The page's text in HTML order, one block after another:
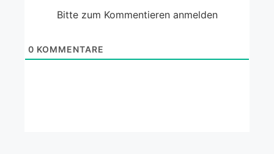
Bitte zum Kommentieren anmelden
0 KOMMENTARE